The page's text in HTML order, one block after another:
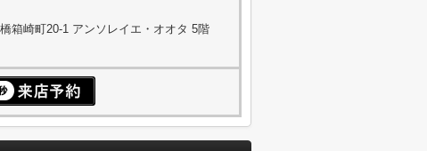
箱崎町20-1 アンソレイエ・オオタ 5階